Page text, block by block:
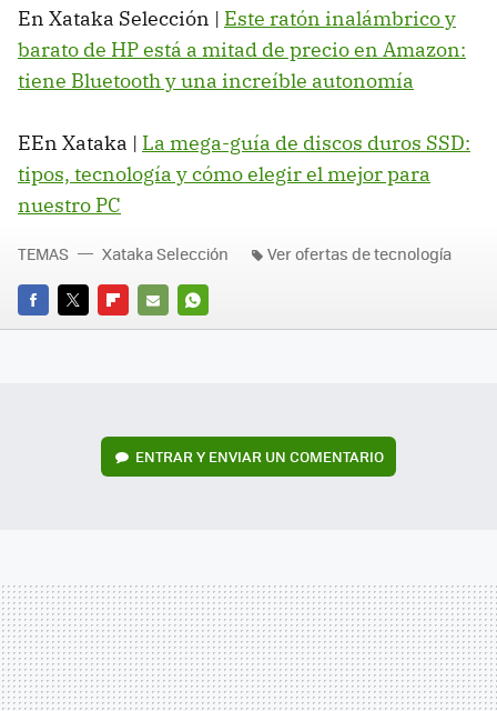
En Xataka Selección | Este ratón inalámbrico y
barato de HP está a mitad de precio en Amazon:
tiene Bluetooth y una increíble autonomía
EEn Xataka | La mega-guía de discos duros SSD:
tipos, tecnología y cómo elegir el mejor para
nuestro PC
FACEBOOK
TWITTERFLIPBOARD
E-
WHATSAPP
TEMAS Xataka Selección Ver ofertas de tecnología
ENTRAR Y ENVIAR UN COMENTARIO